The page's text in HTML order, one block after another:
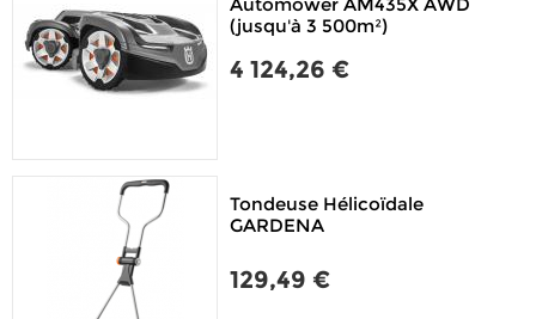
Automower AM435X AWD
(jusqu'à 3 500m²)
4 124,26 €
Tondeuse Hélicoïdale
GARDENA
129,49 €